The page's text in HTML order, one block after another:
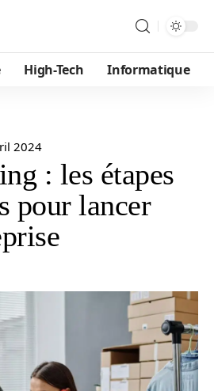
High-Tech Informatique
2024
: les étapes
pour lancer